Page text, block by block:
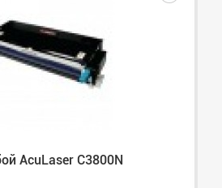
AcuLaser C3800N